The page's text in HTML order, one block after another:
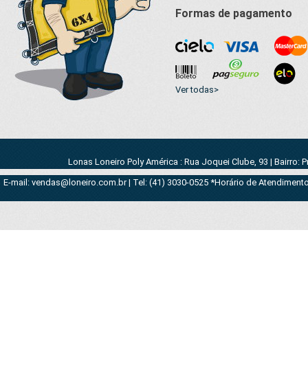
Formas de pagamento
Ver todas>
Lonas Loneiro Poly América : Rua Joquei Clube, 93 | Bairro:
E-mail: vendas@loneiro.com.br | Tel: (41) 3030-0525 *Horário de